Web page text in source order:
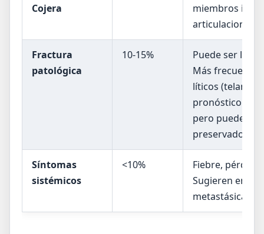
Cojera
miembros
articulaciones.
Fractura
patológica
10-15%
Puede ser la
Más frecuente
líticos
pronóstico si
pero puede
preservadora.
Síntomas
sistémicos
<10%
Fiebre, pérdida
Sugieren
metastásica.